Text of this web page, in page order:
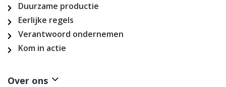
Duurzame productie
Eerlijke regels
Verantwoord ondernemen
Kom in actie
Over ons